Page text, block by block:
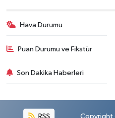
Hava Durumu
Puan Durumu ve Fikstür
Son Dakika Haberleri
RSS Copyright